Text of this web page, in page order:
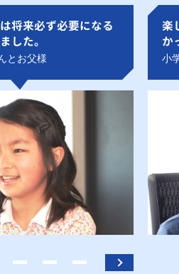
将来必ず必要になる
した。
とお父様
楽
か
小